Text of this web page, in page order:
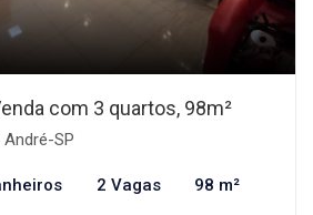
com 3 quartos, 98m²
SP
2 Vagas 98 m²